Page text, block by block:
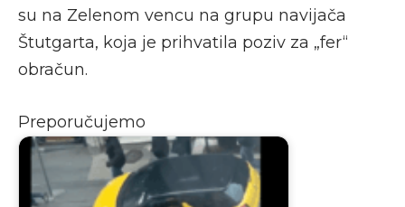
su na Zelenom vencu na grupu navijača
Štutgarta, koja je prihvatila poziv za „fer“
obračun.
Preporučujemo